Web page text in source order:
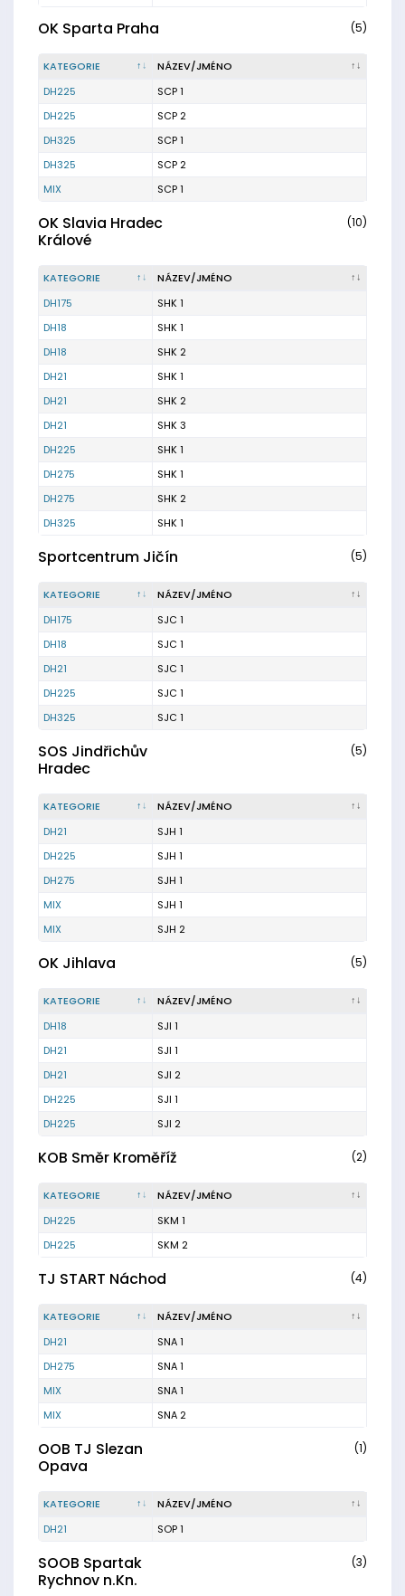
OK Sparta Praha (5)
KATEGORIE
NÁZEV/JMÉNO
DH225
SCP 1
DH225
SCP 2
DH325
SCP 1
DH325
SCP 2
MIX
SCP 1
OK Slavia Hradec
Králové
(10)
KATEGORIE
NÁZEV/JMÉNO
DH175
SHK 1
DH18
SHK 1
DH18
SHK 2
DH21
SHK 1
DH21
SHK 2
DH21
SHK 3
DH225
SHK 1
DH275
SHK 1
DH275
SHK 2
DH325
SHK 1
Sportcentrum Jičín (5)
KATEGORIE
NÁZEV/JMÉNO
DH175
SJC 1
DH18
SJC 1
DH21
SJC 1
DH225
SJC 1
DH325
SJC 1
SOS Jindřichův
Hradec
(5)
KATEGORIE
NÁZEV/JMÉNO
DH21
SJH 1
DH225
SJH 1
DH275
SJH 1
MIX
SJH 1
MIX
SJH 2
OK Jihlava (5)
KATEGORIE
NÁZEV/JMÉNO
DH18
SJI 1
DH21
SJI 1
DH21
SJI 2
DH225
SJI 1
DH225
SJI 2
KOB Směr Kroměříž (2)
KATEGORIE
NÁZEV/JMÉNO
DH225
SKM 1
DH225
SKM 2
TJ START Náchod (4)
KATEGORIE
NÁZEV/JMÉNO
DH21
SNA 1
DH275
SNA 1
MIX
SNA 1
MIX
SNA 2
OOB TJ Slezan
Opava
(1)
KATEGORIE
NÁZEV/JMÉNO
DH21
SOP 1
SOOB Spartak
Rychnov n.Kn.
(3)